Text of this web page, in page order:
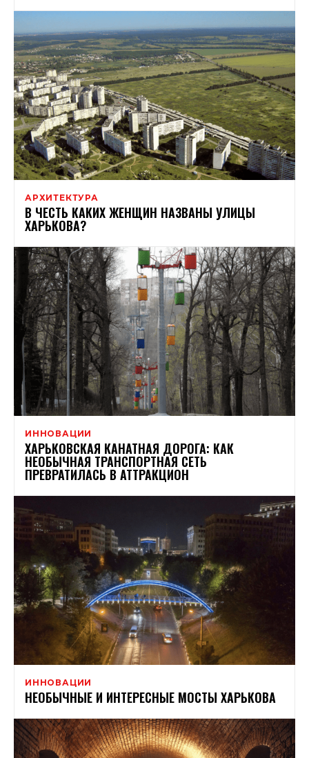
АРХИТЕКТУРА
В ЧЕСТЬ КАКИХ ЖЕНЩИН НАЗВАНЫ УЛИЦЫ
ХАРЬКОВА?
ИННОВАЦИИ
ХАРЬКОВСКАЯ КАНАТНАЯ ДОРОГА: КАК
НЕОБЫЧНАЯ ТРАНСПОРТНАЯ СЕТЬ
ПРЕВРАТИЛАСЬ В АТТРАКЦИОН
ИННОВАЦИИ
НЕОБЫЧНЫЕ И ИНТЕРЕСНЫЕ МОСТЫ ХАРЬКОВА